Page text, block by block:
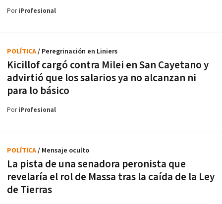
PoriProfesional
Kicillof cargó contra Milei en San Cayetano y
advirtió que los salarios ya no alcanzan ni
para lo básico
POLÍTICA/ Peregrinación en Liniers
PoriProfesional
La pista de una senadora peronista que
revelaría el rol de Massa tras la caída de la Ley
de Tierras
POLÍTICA/ Mensaje oculto